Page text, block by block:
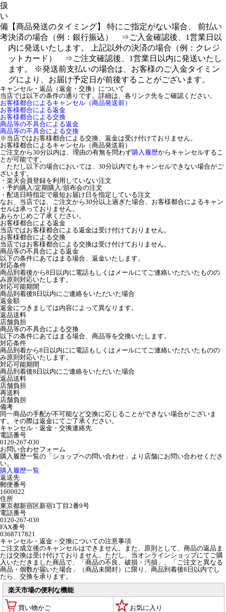
扱
い
備
考
【商品発送のタイミング】 特にご指定がない場合、 前払い
決済の場合（例：銀行振込） ⇒ご入金確認後、1営業日以
内に発送いたします。 上記以外の決済の場合（例：クレジ
ットカード） ⇒ご注文確認後、1営業日以内に発送いたし
ます。 ※発送前支払いの場合は、お客様のご入金タイミン
グにより、お届け予定日が前後することがございます。
キャンセル・返品（返金・交換）について
当店では以下の条件の通りです。詳細は、各リンク先をご確認ください。
お客様都合によるキャンセル（商品発送前）
お客様都合による返金
お客様都合による交換
商品等の不具合による返金
商品等の不具合による交換
※当店ではお客様都合による交換、返金は受け付けておりません。
お客様都合によるキャンセル（商品発送前）
ご注文から30分以内は、理由の有無を問わず購入履歴からキャンセルするこ
とが可能です。
ただし以下の場合においては、30分以内でもキャンセルできない場合がご
ざいます。
・楽天会員登録を利用していない注文
・予約購入/定期購入/頒布会の注文
・配送日時指定で最短お届け日を指定している注文
なお、当店では、ご注文から30分以上過ぎた場合、お客様都合によるキャン
セルは承っておりません。
あらかじめご了承ください。
お客様都合による返金
当店ではお客様都合による返金は受け付けておりません。
お客様都合による交換
当店ではお客様都合による交換は受け付けておりません。
商品等の不具合による返金
以下の条件にあてはまる場合、返金いたします。
対応条件
商品到着後から8日以内に電話もしくはメールにてご連絡いただいたものの
み原則対応いたします。
対応可能期間
商品到着後8日以内にご連絡をいただいた場合
返金額
返金につきましては内容によって異なります。
返品送料
店舗負担
商品等の不具合による交換
以下の条件にあてはまる場合、商品等を交換いたします。
対応条件
商品到着から8日以内にに電話もしくはメールにてご連絡いただいたものの
み原則対応いたします。
対応可能期間
商品到着後8日以内にご連絡をいただいた場合
返品送料
店舗負担
再送料
店舗負担
備考
同一商品の手配が不可能など交換に応じることができない場合がございま
す。その際は返金にてご了承ください。
キャンセル・返金・交換連絡先
電話番号
0120-267-030
お問い合わせフォーム
購入履歴一覧の「ショップヘの問い合わせ」より店舗にお問い合わせくださ
い。
購入履歴一覧
返送先
郵便番号
1600022
住所
東京都新宿区新宿1丁目2番9号
電話番号
0120-267-030
FAX番号
0368717821
キャンセル・返金・交換についての注意事項
ご注文成立後のキャンセルはできません。また、原則として、商品の返品ま
たは交換は受け付けておりません。ただし、当オンラインショップにてご購
入いただきました商品で、「商品の不良、破損・汚損」、「ご注文と異なる
商品・個数が届いた場合」（商品未開封）に限り、商品到着後8日以内でし
たら、交換を承ります。
楽天市場の便利な機能
買い物かご お気に入り